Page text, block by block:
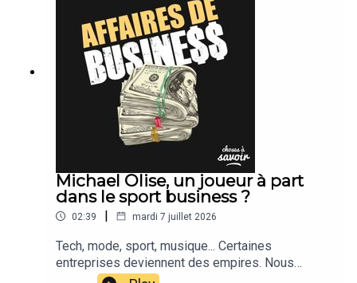
Michael Olise, un joueur à part
dans le sport business ?
02:39 | mardi 7 juillet 2026
Tech, mode, sport, musique... Certaines
entreprises deviennent des empires. Nous
suivons leur actu.